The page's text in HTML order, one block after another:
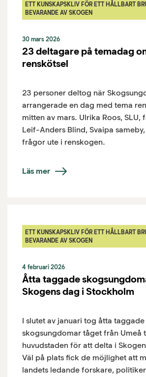
ETT KUNSKAPSKLIV FÖR ETT HÅLLBART
BEVARANDE AV SKOGEN
30 mars 2026
23 deltagare på temadag
renskötsel
23 personer deltog när
arrangerade en dag med tema
mitten av mars. Ulrika Roos, SLU,
Leif-Anders Blind, Svaipa
frågor ute i renskogen.
Läs mer
ETT KUNSKAPSKLIV FÖR ETT HÅLLBART
BEVARANDE AV SKOGEN
4 februari 2026
Åtta taggade
Skogens dag i Stockholm
I slutet av januari tog åtta taggade
skogsungdomar tåget från Umeå
huvudstaden för att delta i
Väl på plats fick de möjlighet att
landets ledande forskare,